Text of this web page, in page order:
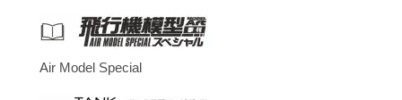
Air Model Special